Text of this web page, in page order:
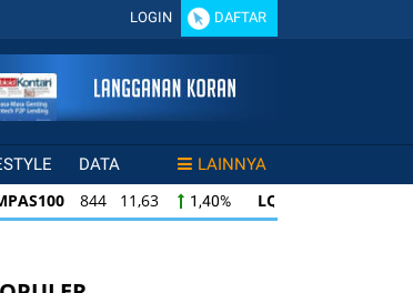
LOGIN DAFTAR
DATA LAINNYA
844 11,63 1,40% LQ45
844 11,63 1,40% LQ45